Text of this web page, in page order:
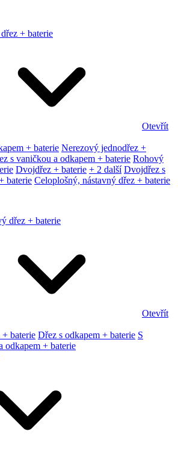
+ baterie
Otevřít
+ baterie Nerezový jednodřez +
s vaničkou a odkapem + baterie Rohový
Dvojdřez + baterie + 2 další Dvojdřez s
baterie Celoplošný, nástavný dřez + baterie
dřez + baterie
Otevřít
+ baterie Dřez s odkapem + baterie S
odkapem + baterie